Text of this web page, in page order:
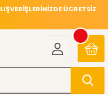
ÜCRETSİZ